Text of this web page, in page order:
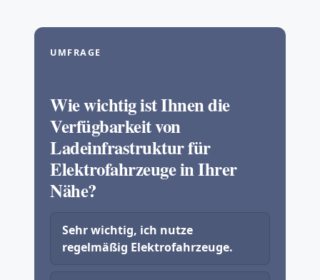
UMFRAGE
Wie wichtig ist Ihnen die
Verfügbarkeit von
Ladeinfrastruktur für
Elektrofahrzeuge in Ihrer
Nähe?
Sehr wichtig, ich nutze
regelmäßig Elektrofahrzeuge.